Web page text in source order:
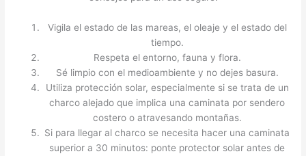
Vigila el estado de las mareas, el oleaje y el estado del
tiempo.
Respeta el entorno, fauna y flora.
Sé limpio con el medioambiente y no dejes basura.
Utiliza protección solar, especialmente si se trata de un
charco alejado que implica una caminata por sendero
costero o atravesando montañas.
Si para llegar al charco se necesita hacer una caminata
superior a 30 minutos: ponte protector solar antes de